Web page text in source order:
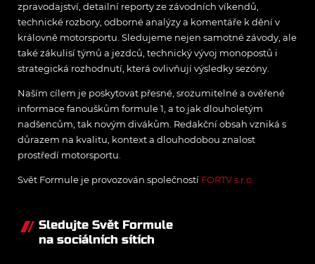
zpravodajství, detailní reporty ze závodních víkendů,
technické rozbory, odborné analýzy a komentáře k dění v
královně motorsportu. Sledujeme nejen samotné závody, ale
také zákulisí týmů a jezdců, technický vývoj monopostů i
strategická rozhodnutí, která ovlivňují výsledky sezóny.
Naším cílem je poskytovat přesné, srozumitelné a ověřené
informace fanouškům formule 1, a to jak dlouholetým
nadšencům, tak novým divákům. Redakční obsah vzniká s
důrazem na kvalitu, kontext a dlouhodobou znalost
prostředí motorsportu.
Svět Formule je provozován společností FORTV s.r.o.
Sledujte Svět Formule
na sociálních sítích